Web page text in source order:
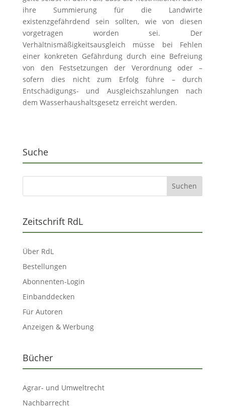
ihre Summierung für die Landwirte
existenzgefährdend sein sollten, wie von diesen
vorgetragen worden sei. Der
Verhältnismäßigkeitsausgleich müsse bei Fehlen
einer konkreten Gefährdung durch eine Befreiung
von den Festsetzungen der Verordnung oder –
sofern dies nicht zum Erfolg führe – durch
Entschädigungs- und Ausgleichszahlungen nach
dem Wasserhaushaltsgesetz erreicht werden.
Suche
Zeitschrift RdL
Über RdL
Bestellungen
Abonnenten-Login
Einbanddecken
Für Autoren
Anzeigen & Werbung
Bücher
Agrar- und Umweltrecht
Nachbarrecht